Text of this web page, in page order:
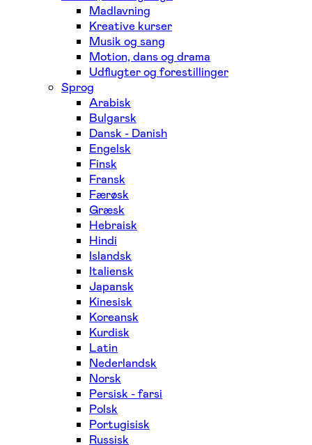
Madlavning
Kreative kurser
Musik og sang
Motion, dans og drama
Udflugter og forestillinger
Sprog
Arabisk
Bulgarsk
Dansk - Danish
Engelsk
Finsk
Fransk
Færøsk
Græsk
Hebraisk
Hindi
Islandsk
Italiensk
Japansk
Kinesisk
Koreansk
Kurdisk
Latin
Nederlandsk
Norsk
Persisk - farsi
Polsk
Portugisisk
Russisk